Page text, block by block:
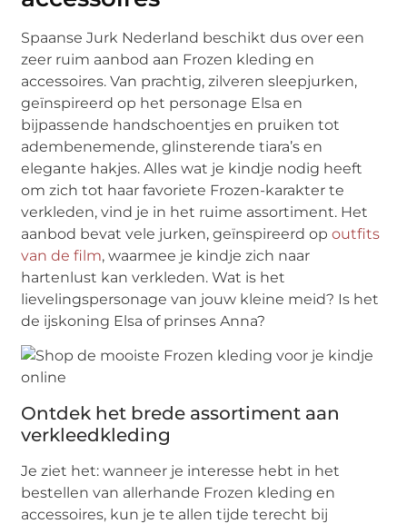
Spaanse Jurk Nederland beschikt dus over een
zeer ruim aanbod aan Frozen kleding en
accessoires. Van prachtig, zilveren sleepjurken,
geïnspireerd op het personage Elsa en
bijpassende handschoentjes en pruiken tot
adembenemende, glinsterende tiara’s en
elegante hakjes. Alles wat je kindje nodig heeft
om zich tot haar favoriete Frozen-karakter te
verkleden, vind je in het ruime assortiment. Het
aanbod bevat vele jurken, geïnspireerd opoutfits
van de film, waarmee je kindje zich naar
hartenlust kan verkleden. Wat is het
lievelingspersonage van jouw kleine meid? Is het
de ijskoning Elsa of prinses Anna?
Ontdek het brede assortiment aan
verkleedkleding
Je ziet het: wanneer je interesse hebt in het
bestellen van allerhande Frozen kleding en
accessoires, kun je te allen tijde terecht bij